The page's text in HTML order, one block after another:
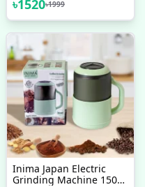
300 Watts
৳1520৳1999
Inima Japan Electric
Grinding Machine 1500